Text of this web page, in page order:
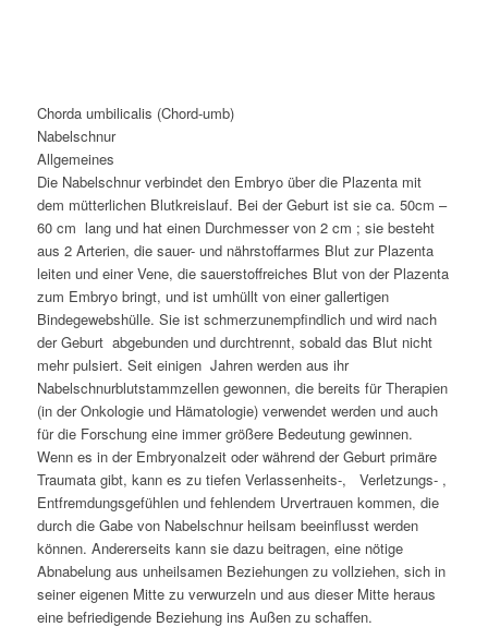
Chorda umbilicalis (Chord-umb)
Nabelschnur
Allgemeines
Die Nabelschnur verbindet den Embryo über die Plazenta mit
dem mütterlichen Blutkreislauf. Bei der Geburt ist sie ca. 50cm –
60 cm lang und hat einen Durchmesser von 2 cm ; sie besteht
aus 2 Arterien, die sauer- und nährstoffarmes Blut zur Plazenta
leiten und einer Vene, die sauerstoffreiches Blut von der Plazenta
zum Embryo bringt, und ist umhüllt von einer gallertigen
Bindegewebshülle. Sie ist schmerzunempfindlich und wird nach
der Geburt abgebunden und durchtrennt, sobald das Blut nicht
mehr pulsiert. Seit einigen Jahren werden aus ihr
Nabelschnurblutstammzellen gewonnen, die bereits für Therapien
(in der Onkologie und Hämatologie) verwendet werden und auch
für die Forschung eine immer größere Bedeutung gewinnen.
Wenn es in der Embryonalzeit oder während der Geburt primäre
Traumata gibt, kann es zu tiefen Verlassenheits-, Verletzungs- ,
Entfremdungsgefühlen und fehlendem Urvertrauen kommen, die
durch die Gabe von Nabelschnur heilsam beeinflusst werden
können. Andererseits kann sie dazu beitragen, eine nötige
Abnabelung aus unheilsamen Beziehungen zu vollziehen, sich in
seiner eigenen Mitte zu verwurzeln und aus dieser Mitte heraus
eine befriedigende Beziehung ins Außen zu schaffen.